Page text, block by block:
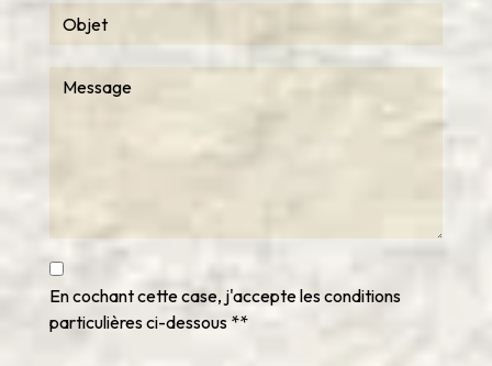
En cochant cette case, j'accepte les conditions
particulières ci-dessous **